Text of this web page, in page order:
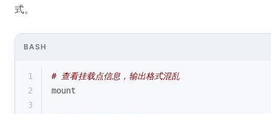
式。
BASH
1
# 查看挂载点信息，输出格式混乱
2
mount
3